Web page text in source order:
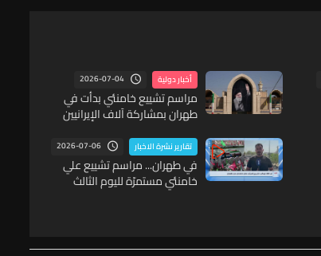
أخبار دولية 2026-07-04
مراسم تشييع خامنئي بدأت في
طهران بمشاركة آلاف الإيرانيين
تقارير نشرة الاخبار 2026-07-06
في طهران... مراسم تشييع علي
خامنئي مستمرّة لليوم الثالث